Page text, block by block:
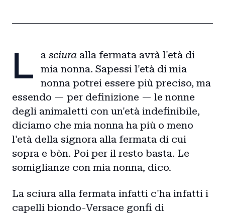
L a sciura alla fermata avrà l'età di
mia nonna. Sapessi l'età di mia
nonna potrei essere più preciso, ma
essendo — per definizione — le nonne
degli animaletti con un'età indefinibile,
diciamo che mia nonna ha più o meno
l'età della signora alla fermata di cui
sopra e bòn. Poi per il resto basta. Le
somiglianze con mia nonna, dico.
La sciura alla fermata infatti c'ha infatti i
capelli biondo-Versace gonfi di